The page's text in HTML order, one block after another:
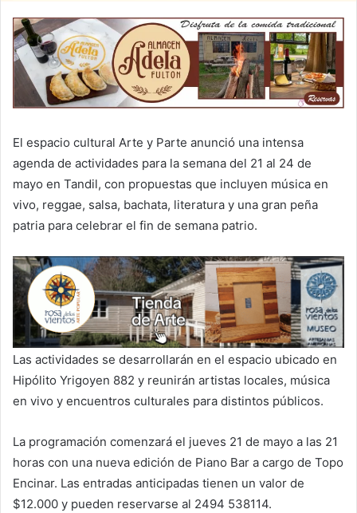
El espacio cultural Arte y Parte anunció una intensa
agenda de actividades para la semana del 21 al 24 de
mayo en Tandil, con propuestas que incluyen música en
vivo, reggae, salsa, bachata, literatura y una gran peña
patria para celebrar el fin de semana patrio.
Las actividades se desarrollarán en el espacio ubicado en
Hipólito Yrigoyen 882 y reunirán artistas locales, música
en vivo y encuentros culturales para distintos públicos.
La programación comenzará el jueves 21 de mayo a las 21
horas con una nueva edición de Piano Bar a cargo de Topo
Encinar. Las entradas anticipadas tienen un valor de
$12.000 y pueden reservarse al 2494 538114.